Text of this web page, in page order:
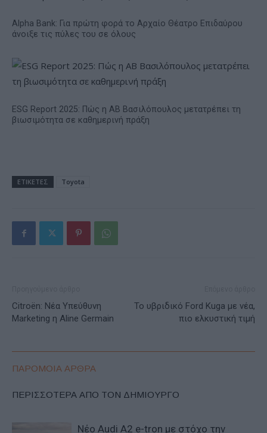
Alpha Bank: Για πρώτη φορά το Αρχαίο Θέατρο Επιδαύρου
άνοιξε τις πύλες του σε όλους
ESG Report 2025: Πώς η ΑΒ Βασιλόπουλος μετατρέπει τη
βιωσιμότητα σε καθημερινή πράξη
ΕΤΙΚΕΤΕΣ Toyota
Citroën: Νέα Υπεύθυνη
Marketing η Aline Germain
Το υβριδικό Ford Kuga με νέα,
πιο ελκυστική τιμή
ΠΑΡΟΜΟΙΑ ΑΡΘΡΑ
ΠΕΡΙΣΣΟΤΕΡΑ ΑΠΟ ΤΟΝ ΔΗΜΙΟΥΡΓΟ
Νέο Audi A2 e-tron με στόχο την